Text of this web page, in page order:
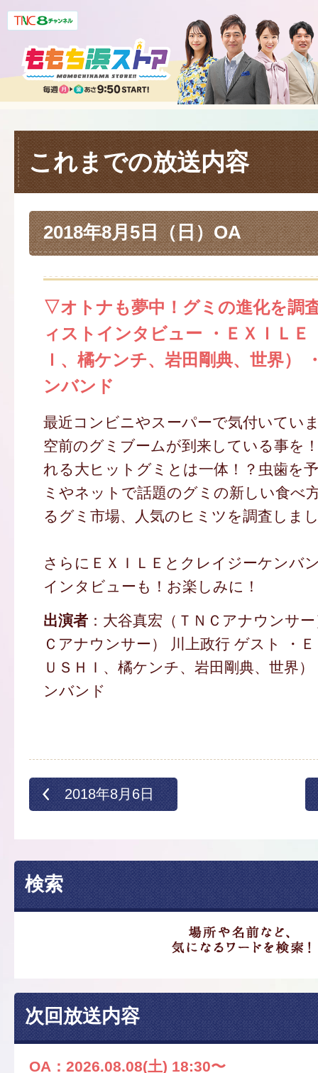
これまでの放送内容
2018年8月5日（日）OA
▽オトナも夢中！グミの進化を調
ィストインタビュー ・ＥＸＩＬＥ
Ｉ、橘ケンチ、岩田剛典、世界）
ンバンド
最近コンビニやスーパーで気付いてい
空前のグミブームが到来している事を
れる大ヒットグミとは一体！？虫歯を
ミやネットで話題のグミの新しい食べ
るグミ市場、人気のヒミツを調査しま
さらにＥＸＩＬＥとクレイジーケンバ
インタビューも！お楽しみに！
出演者：大谷真宏（ＴＮＣアナウンサ
Ｃアナウンサー） 川上政行 ゲスト ・
ＵＳＨＩ、橘ケンチ、岩田剛典、世界
ンバンド
2018年8月6日
検索
次回放送内容
OA：2026.08.08(土) 18:30〜